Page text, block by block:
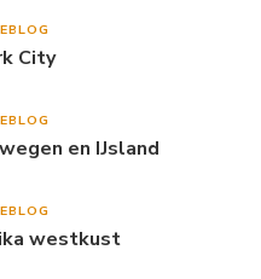
City
en IJsland
westkust